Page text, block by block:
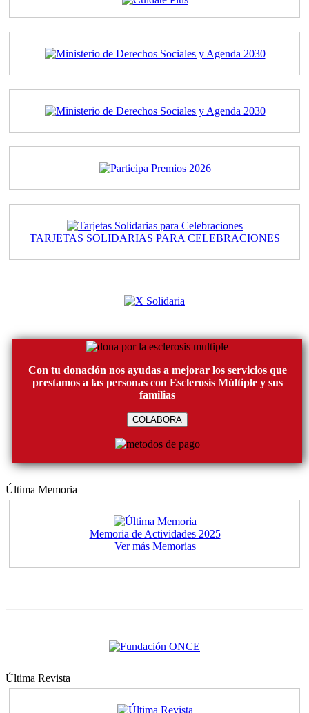
TARJETAS SOLIDARIAS PARA CELEBRACIONES
Con tu donación nos ayudas a mejorar los servicios que
prestamos a las personas con Esclerosis Múltiple y sus
familias
COLABORA
Última Memoria
Memoria de Actividades 2025
Ver más Memorias
Última Revista